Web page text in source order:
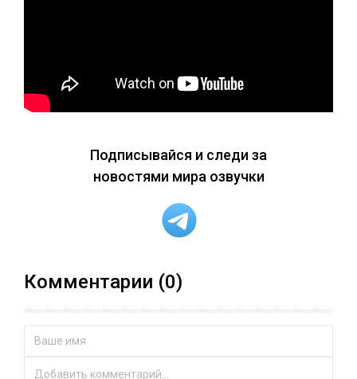
Подписывайся и следи за
новостями мира озвучки
Комментарии (0)